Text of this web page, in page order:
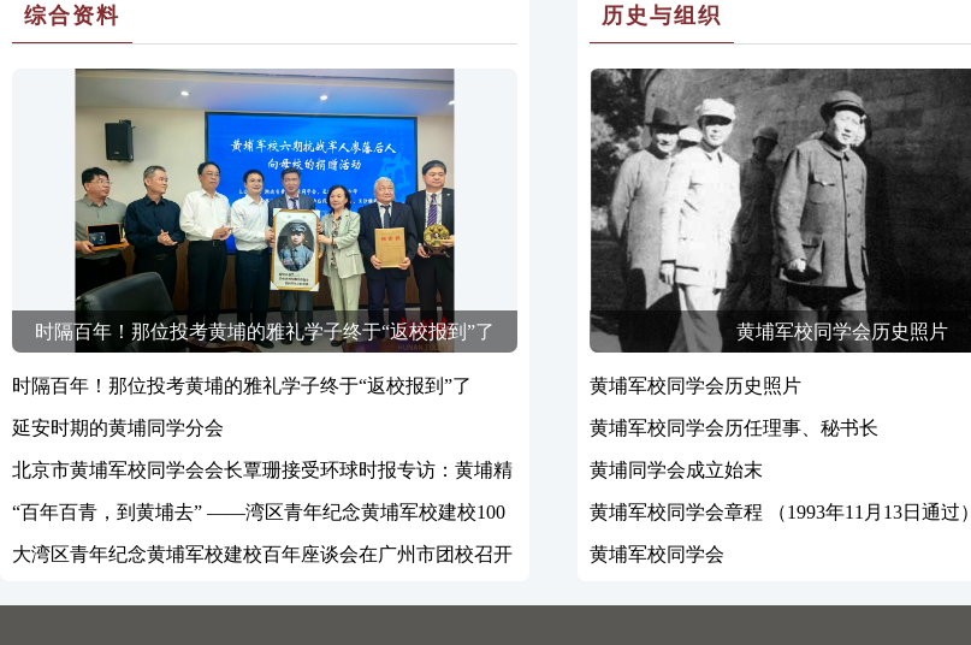
综合资料
时隔百年！那位投考黄埔的雅礼学子终于“返校报到”了
时隔百年！那位投考黄埔的雅礼学子终于“返校报到”了
延安时期的黄埔同学分会
北京市黄埔军校同学会会长覃珊接受环球时报专访：黄埔精
神就是促进祖国统一
“百年百青，到黄埔去” ——湾区青年纪念黄埔军校建校100
周年系列纪念活动成功举办
大湾区青年纪念黄埔军校建校百年座谈会在广州市团校召开
历史与组织
黄埔军校同学会历史照片
黄埔军校同学会历史照片
黄埔军校同学会历任理事、秘书长
黄埔同学会成立始末
黄埔军校同学会章程 （1993年11月13日通过）
黄埔军校同学会